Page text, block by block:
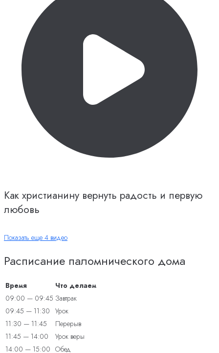
Как христианину вернуть радость и первую
любовь
Показать еще 4 видео
Расписание паломнического дома
Время
Что делаем
09:00 — 09:45 Завтрак
09:45 — 11:30 Урок
11:30 — 11:45
Перерыв
11:45 — 14:00
Урок веры
14:00 — 15:00 Обед